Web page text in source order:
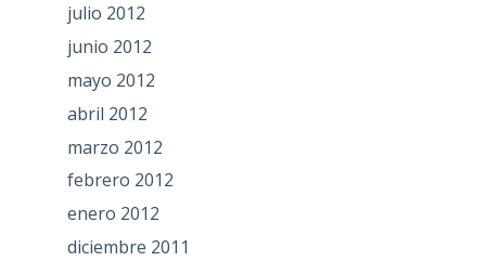
julio 2012
junio 2012
mayo 2012
abril 2012
marzo 2012
febrero 2012
enero 2012
diciembre 2011